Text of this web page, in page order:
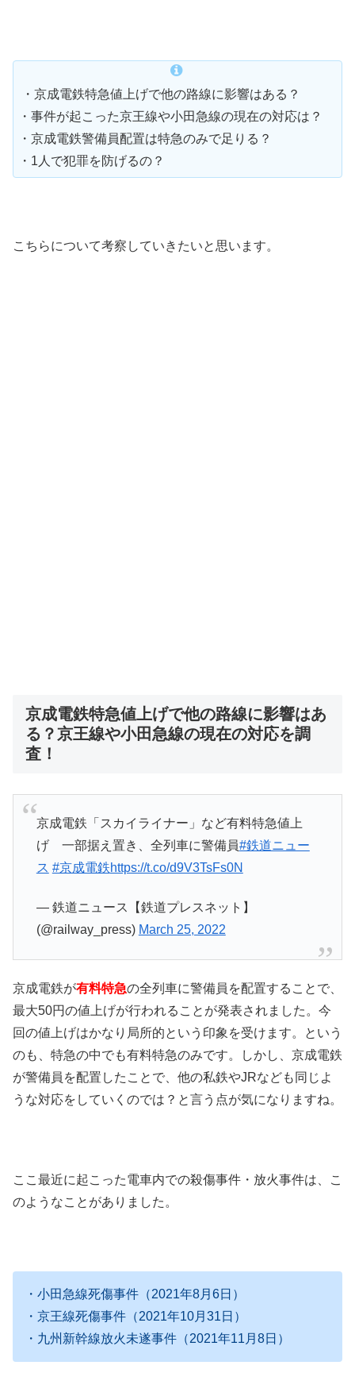
・京成電鉄特急値上げで他の路線に影響はある？
・事件が起こった京王線や小田急線の現在の対応は？
・京成電鉄警備員配置は特急のみで足りる？
・1人で犯罪を防げるの？
こちらについて考察していきたいと思います。
京成電鉄特急値上げで他の路線に影響はあ
る？京王線や小田急線の現在の対応を調
査！
京成電鉄「スカイライナー」など有料特急値上
げ 一部据え置き、全列車に警備員#鉄道ニュー
ス #京成電鉄https://t.co/d9V3TsFs0N
— 鉄道ニュース【鉄道プレスネット】
(@railway_press) March 25, 2022
京成電鉄が有料特急の全列車に警備員を配置することで、
最大50円の値上げが行われることが発表されました。今
回の値上げはかなり局所的という印象を受けます。という
のも、特急の中でも有料特急のみです。しかし、京成電鉄
が警備員を配置したことで、他の私鉄やJRなども同じよ
うな対応をしていくのでは？と言う点が気になりますね。
ここ最近に起こった電車内での殺傷事件・放火事件は、こ
のようなことがありました。
・小田急線死傷事件（2021年8月6日）
・京王線死傷事件（2021年10月31日）
・九州新幹線放火未遂事件（2021年11月8日）